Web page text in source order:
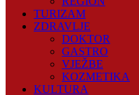
TURIZAM
ZDRAVLJE
DOKTOR
GASTRO
VJEŽBE
KOZMETIKA
KULTURA